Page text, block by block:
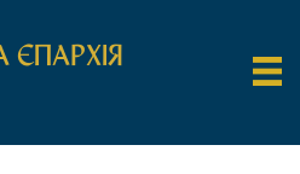
ЄПАРХІЯ